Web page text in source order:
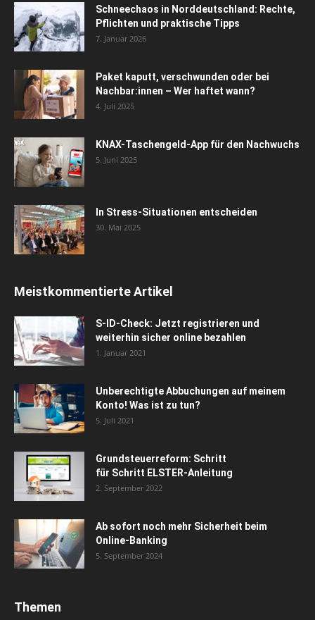
Schneechaos in Norddeutschland: Rechte,
Pflichten und praktische Tipps
7. Januar 2026
Paket kaputt, verschwunden oder bei
Nachbar:innen – Wer haftet wann?
4. Juli 2025
KNAX-Taschengeld-App für den Nachwuchs
5. Juni 2025
In Stress-Situationen entscheiden
30. Mai 2025
Meistkommentierte Artikel
S-ID-Check: Jetzt registrieren und
weiterhin sicher online bezahlen
1. Januar 2021
Unberechtigte Abbuchungen auf meinem
Konto! Was ist zu tun?
5. Juli 2021
Grundsteuerreform: Schritt
für Schritt ELSTER-Anleitung
2. September 2022
Ab sofort noch mehr Sicherheit beim
Online-Banking
5. September 2024
Themen